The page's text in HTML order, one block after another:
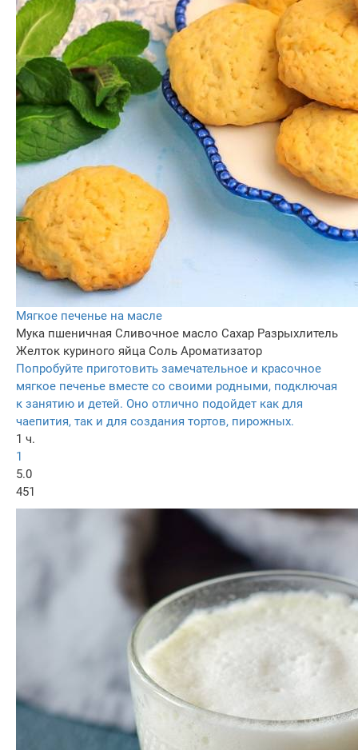
Мягкое печенье на масле
Мука пшеничная Сливочное масло Сахар Разрыхлитель
Желток куриного яйца Соль Ароматизатор
Попробуйте приготовить замечательное и красочное
мягкое печенье вместе со своими родными, подключая
к занятию и детей. Оно отлично подойдет как для
чаепития, так и для создания тортов, пирожных.
1 ч.
1
5.0
451